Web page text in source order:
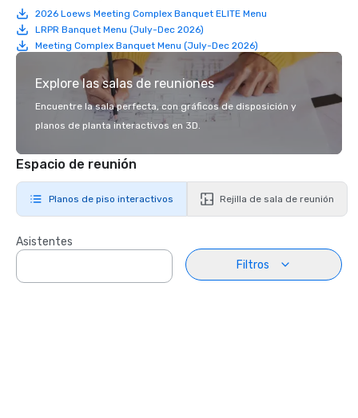
2026 Loews Meeting Complex Banquet ELITE Menu
LRPR Banquet Menu (July-Dec 2026)
Meeting Complex Banquet Menu (July-Dec 2026)
Explore las salas de reuniones
Encuentre la sala perfecta, con gráficos de disposición y
planos de planta interactivos en 3D.
Espacio de reunión
Planos de piso interactivos Rejilla de sala de reunión
Asistentes
Filtros